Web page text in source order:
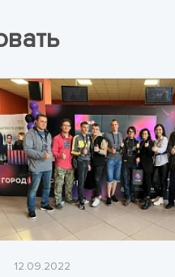
12.09.2022